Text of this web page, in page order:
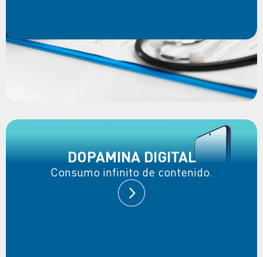
DOPAMINA DIGITAL
Consumo infinito de contenido.